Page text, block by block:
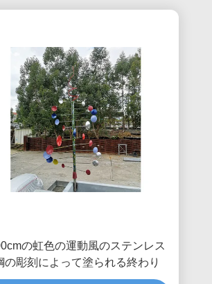
の虹色の運動風のステンレス
の彫刻によって塗られる終わり